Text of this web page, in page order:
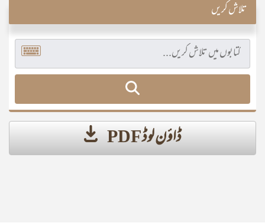
تلاش کریں
ڈاؤن لوڈ PDF